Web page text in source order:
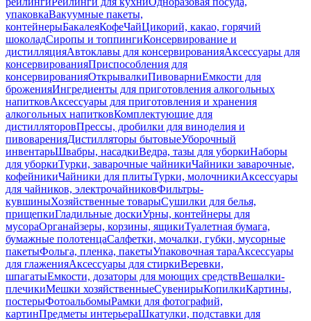
упаковкаВакуумные пакеты,
контейнерыБакалеяКофеЧайЦикорий, какао, горячий
шоколадСиропы и топпингиКонсервирование и
дистилляцияАвтоклавы для консервированияАксессуары для
консервированияПриспособления для
консервированияОткрывалкиПивоварниЕмкости для
броженияИнгредиенты для приготовления алкогольных
напитковАксессуары для приготовления и хранения
алкогольных напитковКомплектующие для
дистилляторовПрессы, дробилки для виноделия и
пивоваренияДистилляторы бытовыеУборочный
инвентарьШвабры, насадкиВедра, тазы для уборкиНаборы
для уборкиТурки, заварочные чайникиЧайники заварочные,
кофейникиЧайники для плитыТурки, молочникиАксессуары
для чайников, электрочайниковФильтры-
кувшиныХозяйственные товарыСушилки для белья,
прищепкиГладильные доскиУрны, контейнеры для
мусораОрганайзеры, корзины, ящикиТуалетная бумага,
бумажные полотенцаСалфетки, мочалки, губки, мусорные
пакетыФольга, пленка, пакетыУпаковочная тараАксессуары
для глаженияАксессуары для стиркиВеревки,
шпагатыЕмкости, дозаторы для моющих средствВешалки-
плечикиМешки хозяйственныеСувенирыКопилкиКартины,
постерыФотоальбомыРамки для фотографий,
картинПредметы интерьераШкатулки, подставки для